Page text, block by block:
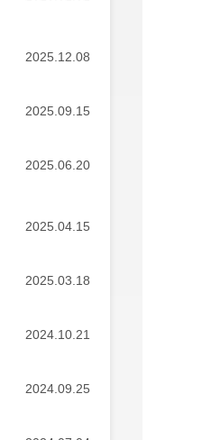
2025.12.08
2025.09.15
2025.06.20
2025.04.15
2025.03.18
2024.10.21
2024.09.25